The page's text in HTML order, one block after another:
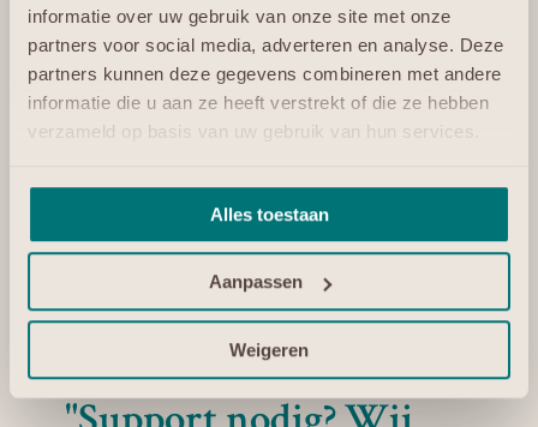
informatie over uw gebruik van onze site met onze
partners voor social media, adverteren en analyse. Deze
partners kunnen deze gegevens combineren met andere
informatie die u aan ze heeft verstrekt of die ze hebben
verzameld op basis van uw gebruik van hun services.
Alles toestaan
Aanpassen
Weigeren